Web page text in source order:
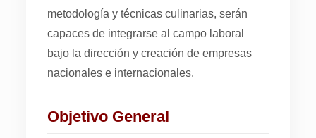
metodología y técnicas culinarias, serán
capaces de integrarse al campo laboral
bajo la dirección y creación de empresas
nacionales e internacionales.
Objetivo General